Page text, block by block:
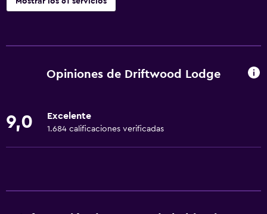
Wifi gratis
Extinguidor
Opiniones de Driftwood Lodge
9,0 Excelente
1.684 calificaciones verificadas